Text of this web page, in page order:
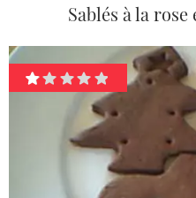
Sablés à la